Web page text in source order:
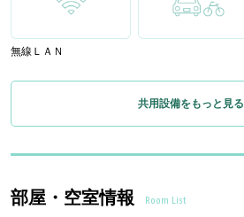
無線ＬＡＮ
共用設備をもっと見る
部屋・空室情報 Room List